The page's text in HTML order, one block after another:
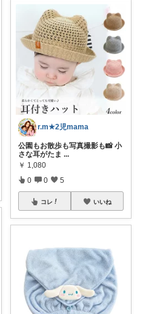
r.m★2児mama
公園もお散歩も写真撮影も📸 小
さな耳がたま ...
￥ 1,080
0 0 5
コレ いいね